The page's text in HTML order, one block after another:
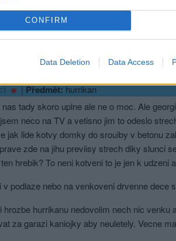
CONFIRM
Data Deletion Data Access
to hovoří za vše a hned vím, že je to
se a odpovědět
|Předmět:hurrikan
tady skoro uplne ale ne o moc. Ale
neco na TV a vetisno jim to odeslo
jak lide kotvy domky do srouiby v betonu
zde na jihu previisy strech diky slunci
hrebik? To neni kotveni to je jen k
v podlaze nebo na venkoveni drvenne dece
hrozbe hurrikanu nedovolim nech nic venku
za garazi kaniojky aby neuletely. Vecne